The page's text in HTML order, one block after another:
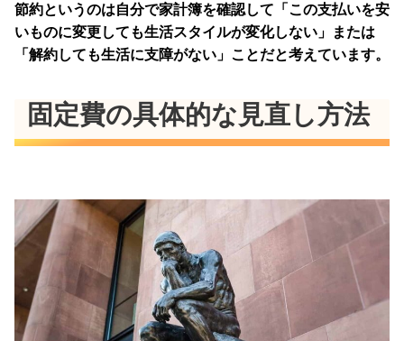
節約というのは自分で家計簿を確認して「この支払いを安
いものに変更しても生活スタイルが変化しない」または
「解約しても生活に支障がない」ことだと考えています。
固定費の具体的な見直し方法